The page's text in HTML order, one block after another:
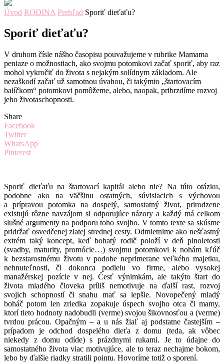
Úvod RODINA Prehľad Sporiť dieťaťu?
Sporiť dieťaťu?
V druhom čísle nášho časopisu pouvažujeme v rubrike Mamama
peniaze o možnostiach, ako svojmu potomkovi začať sporiť, aby raz
mohol vykročiť do života s nejakým solídnym základom. Ale
nezaškodí začať už samotnou úvahou, či takýmto „štartovacím
balíčkom“ potomkovi pomôžeme, alebo, naopak, pribrzdíme rozvoj
jeho životaschopnosti.
Share
Facebook
Twitter
WhatsApp
Pinterest
Sporiť dieťaťu na štartovací kapitál alebo nie? Na túto otázku,
podobne ako na väčšinu ostatných, súvisiacich s výchovou
a prípravou potomka na dospelý, samostatný život, prirodzene
existujú rôzne navzájom si odporujúce názory a každý má celkom
slušné argumenty na podporu toho svojho. V tomto texte sa skúsme
pridržať osvedčenej zlatej strednej cesty. Odmietnime ako nešťastný
extrém taký koncept, keď bohatý rodič položí v deň plnoletosti
(svadby, maturity, promócie…) svojmu potomkovi k nohám kľúč
k bezstarostnému životu v podobe neprimerane veľkého majetku,
nehnuteľnosti, či dokonca podielu vo firme, alebo vysokej
manažérskej pozície v nej. Česť výnimkám, ale takýto štart do
života mladého človeka príliš nemotivuje na ďalší rast, rozvoj
svojich schopností či snahu mať sa lepšie. Novopečený mladý
boháč potom len zriedka zopakuje úspech svojho otca či mamy,
ktorí tieto hodnoty nadobudli (verme) svojou šikovnosťou a (verme)
tvrdou prácou. Opačným – a u nás žiaľ aj podstatne častejším –
prípadom je odchod dospelého dieťa z domu (teda, ak vôbec
niekedy z domu odíde) s prázdnymi rukami. Je to údajne do
samostatného života viac motivujúce, ale to teraz nechajme bokom,
lebo by ďalšie riadky stratili pointu. Hovoríme totiž o sporení.